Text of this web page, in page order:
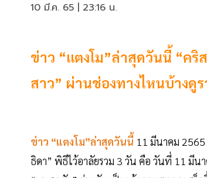
10 มี.ค. 65 | 23:16 น.
ข่าว “แตงโม”ล่าสุดวันนี้ “คริ
สาว” ผ่านช่องทางไหนบ้างดู
ข่าว “แตงโม”ล่าสุดวันนี้ 11 มีนาคม
ธิดา” พิธีไว้อาลัยรวม 3 วัน คือ วันที่ 11 มี